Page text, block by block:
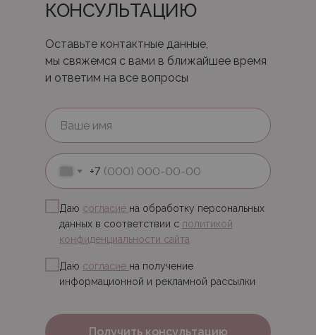
КОНСУЛЬТАЦИЮ
Оставьте контактные данные,
мы свяжемся с вами в ближайшее время
и ответим на все вопросы
+7
Даю согласие на обработку персональных
данных в соответствии с политикой
конфиденциальности сайта
Даю согласие на получение
информационной и рекламной рассылки
Получить консультацию